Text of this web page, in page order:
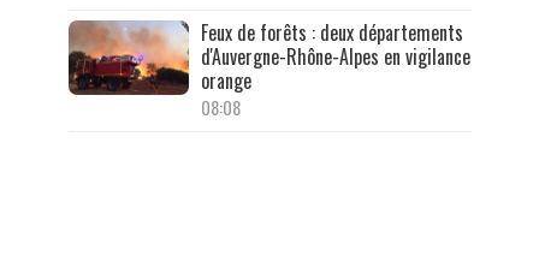
Feux de forêts : deux départements
d'Auvergne-Rhône-Alpes en vigilance
orange
08:08